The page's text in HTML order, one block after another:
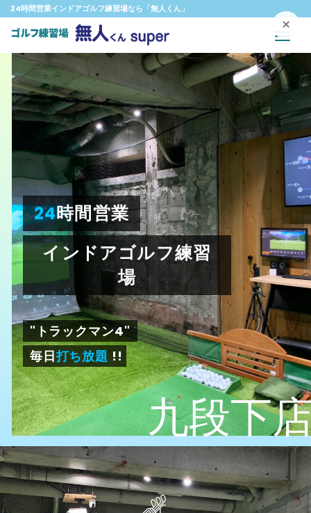
24時間営業インドアゴルフ練習場なら「無人くん」
九段下
24時間営業
インドアゴルフ練習
場
"トラックマン4"
毎日打ち放題 !!
×